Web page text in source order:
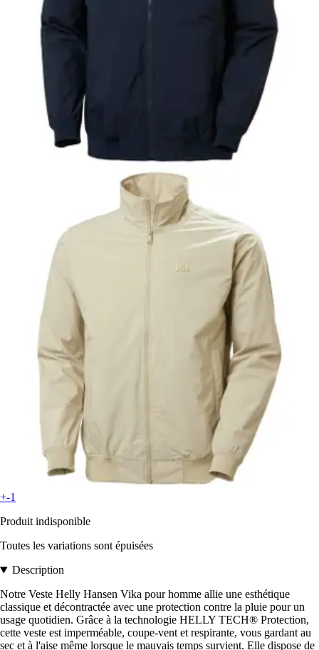
+-1
Produit indisponible
Toutes les variations sont épuisées
Description
Notre Veste Helly Hansen Vika pour homme allie une esthétique
classique et décontractée avec une protection contre la pluie pour un
usage quotidien. Grâce à la technologie HELLY TECH® Protection,
cette veste est imperméable, coupe-vent et respirante, vous gardant au
sec et à l'aise même lorsque le mauvais temps survient. Elle dispose de